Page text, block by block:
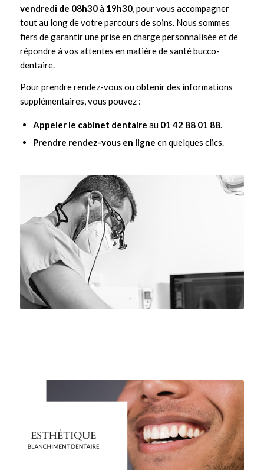
vendredi de 08h30 à 19h30, pour vous accompagner
tout au long de votre parcours de soins. Nous sommes
fiers de garantir une prise en charge personnalisée et de
répondre à vos attentes en matière de santé bucco-
dentaire.
Pour prendre rendez-vous ou obtenir des informations
supplémentaires, vous pouvez :
Appeler le cabinet dentaire au 01 42 88 01 88.
Prendre rendez-vous en ligne en quelques clics.